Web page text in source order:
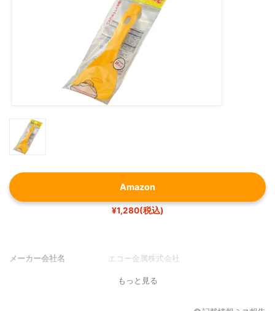
Amazon
¥1,280(税込)
メーカー会社名 エコー金属株式会社
もっと見る